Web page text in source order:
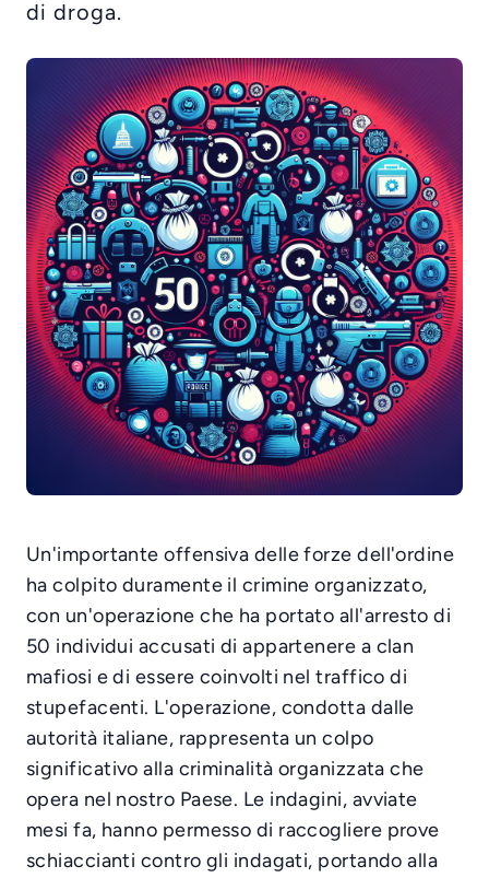
di droga.
Un'importante offensiva delle forze dell'ordine
ha colpito duramente il crimine organizzato,
con un'operazione che ha portato all'arresto di
50 individui accusati di appartenere a clan
mafiosi e di essere coinvolti nel traffico di
stupefacenti. L'operazione, condotta dalle
autorità italiane, rappresenta un colpo
significativo alla criminalità organizzata che
opera nel nostro Paese. Le indagini, avviate
mesi fa, hanno permesso di raccogliere prove
schiaccianti contro gli indagati, portando alla